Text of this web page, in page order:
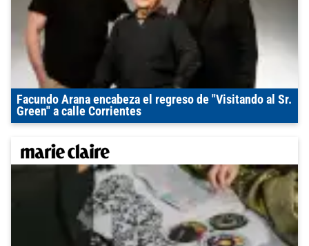
Facundo Arana encabeza el regreso de "Visitando al Sr.
Green" a calle Corrientes